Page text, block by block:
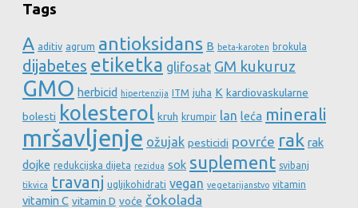
Tags
A aditiv agrum antioksidans B beta-karoten brokula
dijabetes etiketka glifosat GM kukuruz
GMO herbicid hipertenzija ITM juha K kardiovaskularne
bolesti kolesterol kruh krumpir lan leća minerali
mršavljenje ožujak pesticidi povrće rak rak
dojke redukcijska dijeta rezidua sok suplement svibanj
tikvica travanj ugljikohidrati vegan vegetarijanstvo vitamin
vitamin C vitamin D voće čokolada